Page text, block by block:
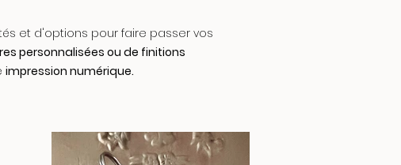
et d'options pour faire passer vos
personnalisées ou de finitions
impression numérique.